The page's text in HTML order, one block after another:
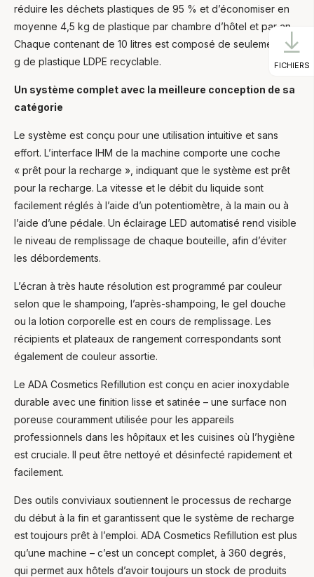
réduire les déchets plastiques de 95 % et d’économiser en
moyenne 4,5 kg de plastique par chambre d’hôtel et par an.
Chaque contenant de 10 litres est composé de seulement 160
g de plastique LDPE recyclable.
Un système complet avec la meilleure conception de sa
catégorie
Le système est conçu pour une utilisation intuitive et sans
effort. L’interface IHM de la machine comporte une coche
« prêt pour la recharge », indiquant que le système est prêt
pour la recharge. La vitesse et le débit du liquide sont
facilement réglés à l’aide d’un potentiomètre, à la main ou à
l’aide d’une pédale. Un éclairage LED automatisé rend visible
le niveau de remplissage de chaque bouteille, afin d’éviter
les débordements.
L’écran à très haute résolution est programmé par couleur
selon que le shampoing, l’après-shampoing, le gel douche
ou la lotion corporelle est en cours de remplissage. Les
récipients et plateaux de rangement correspondants sont
également de couleur assortie.
Le ADA Cosmetics Refillution est conçu en acier inoxydable
durable avec une finition lisse et satinée – une surface non
poreuse couramment utilisée pour les appareils
professionnels dans les hôpitaux et les cuisines où l’hygiène
est cruciale. Il peut être nettoyé et désinfecté rapidement et
facilement.
Des outils conviviaux soutiennent le processus de recharge
du début à la fin et garantissent que le système de recharge
est toujours prêt à l’emploi. ADA Cosmetics Refillution est plus
qu’une machine – c’est un concept complet, à 360 degrés,
qui permet aux hôtels d’avoir toujours un stock de produits
FICHIERS